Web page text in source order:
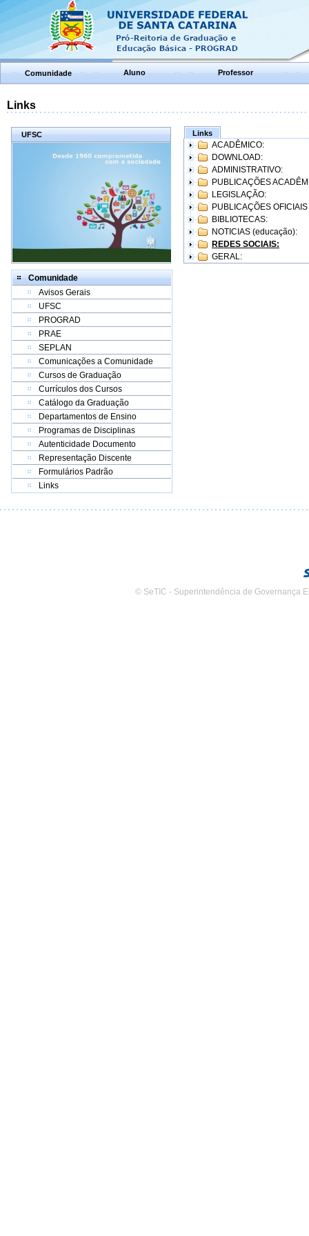
Comunidade Aluno Professor
Links
UFSC
Comunidade
Avisos Gerais
UFSC
PROGRAD
PRAE
SEPLAN
Comunicações a Comunidade
Cursos de Graduação
Currículos dos Cursos
Catálogo da Graduação
Departamentos de Ensino
Programas de Disciplinas
Autenticidade Documento
Representação Discente
Formulários Padrão
Links
Links
ACADÊMICO:
DOWNLOAD:
ADMINISTRATIVO:
PUBLICAÇÕES
LEGISLAÇÃO:
PUBLICAÇÕES
BIBLIOTECAS:
NOTICIAS (educação):
REDES SOCIAIS:
GERAL:
© SeTIC - Superintendência de Governança